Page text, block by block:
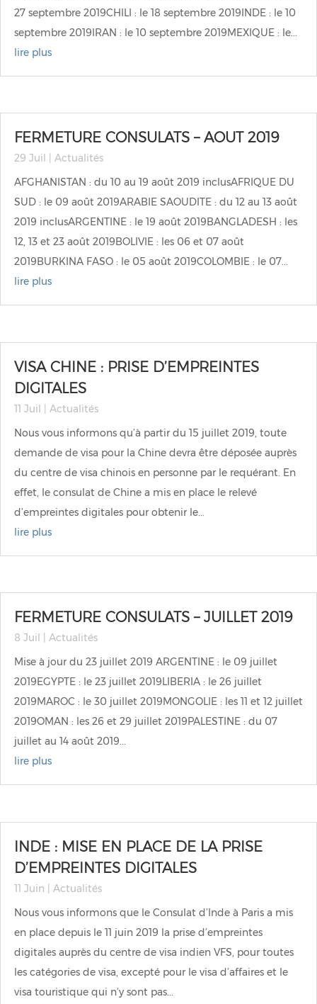
27 septembre 2019CHILI : le 18 septembre 2019INDE : le 10
septembre 2019IRAN : le 10 septembre 2019MEXIQUE : le...
lire plus
FERMETURE CONSULATS – AOUT 2019
29 Juil
Actualités
AFGHANISTAN : du 10 au 19 août 2019 inclusAFRIQUE DU
SUD : le 09 août 2019ARABIE SAOUDITE : du 12 au 13 août
2019 inclusARGENTINE : le 19 août 2019BANGLADESH : les
12, 13 et 23 août 2019BOLIVIE : les 06 et 07 août
2019BURKINA FASO : le 05 août 2019COLOMBIE : le 07...
lire plus
VISA CHINE : PRISE D’EMPREINTES
DIGITALES
11 Juil
Actualités
Nous vous informons qu’à partir du 15 juillet 2019, toute
demande de visa pour la Chine devra être déposée auprès
du centre de visa chinois en personne par le requérant. En
effet, le consulat de Chine a mis en place le relevé
d’empreintes digitales pour obtenir le...
lire plus
FERMETURE CONSULATS – JUILLET 2019
8 Juil
Actualités
Mise à jour du 23 juillet 2019 ARGENTINE : le 09 juillet
2019EGYPTE : le 23 juillet 2019LIBERIA : le 26 juillet
2019MAROC : le 30 juillet 2019MONGOLIE : les 11 et 12 juillet
2019OMAN : les 26 et 29 juillet 2019PALESTINE : du 07
juillet au 14 août 2019...
lire plus
INDE : MISE EN PLACE DE LA PRISE
D’EMPREINTES DIGITALES
11 Juin
Actualités
Nous vous informons que le Consulat d’Inde à Paris a mis
en place depuis le 11 juin 2019 la prise d’empreintes
digitales auprès du centre de visa indien VFS, pour toutes
les catégories de visa, excepté pour le visa d’affaires et le
visa touristique qui n’y sont pas...